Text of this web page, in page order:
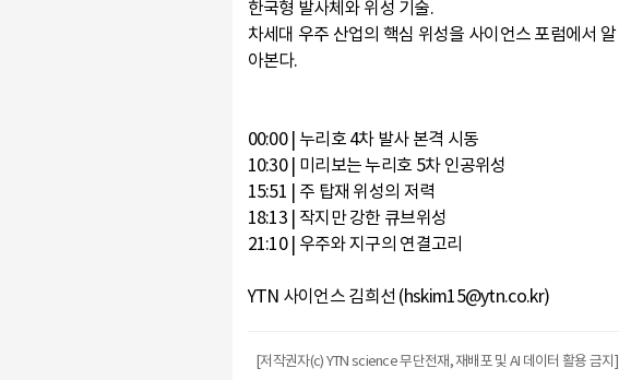
한국형 발사체와 위성 기술.
차세대 우주 산업의 핵심 위성을 사이언스 포럼에서 알
아본다.
00:00 | 누리호 4차 발사 본격 시동
10:30 | 미리보는 누리호 5차 인공위성
15:51 | 주 탑재 위성의 저력
18:13 | 작지만 강한 큐브위성
21:10 | 우주와 지구의 연결고리
YTN 사이언스 김희선 (hskim15@ytn.co.kr)
[저작권자(c) YTN science 무단전재, 재배포 및 AI 데이터 활용 금지]